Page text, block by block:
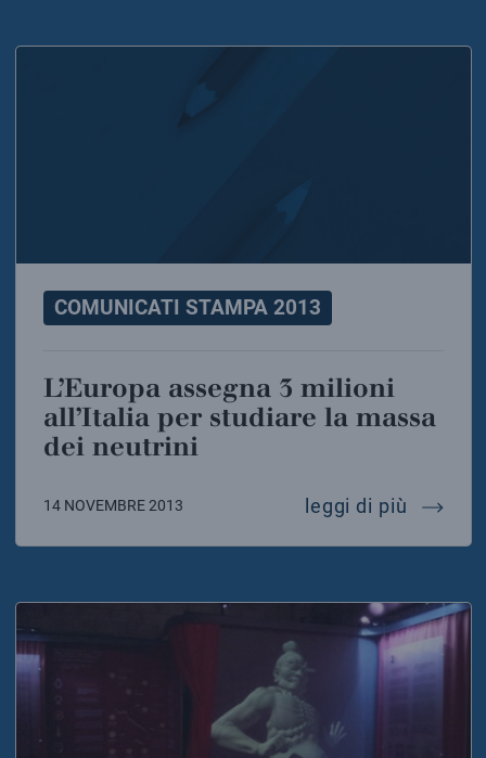
COMUNICATI STAMPA 2013
L’Europa assegna 3 milioni
all’Italia per studiare la massa
dei neutrini
14 NOVEMBRE 2013 leggi di più